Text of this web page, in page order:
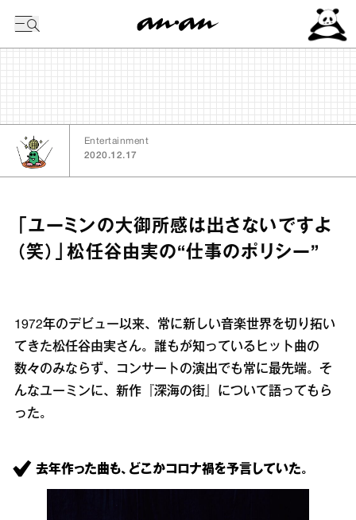
Entertainment
2020.12.17
「ユーミンの大御所感は出さないですよ
（笑）」松任谷由実の“仕事のポリシー”
1972年のデビュー以来、常に新しい音楽世界を切り拓い
てきた松任谷由実さん。誰もが知っているヒット曲の
数々のみならず、コンサートの演出でも常に最先端。そ
んなユーミンに、新作『深海の街』について語ってもら
った。
去年作った曲も、どこかコロナ禍を予言していた。